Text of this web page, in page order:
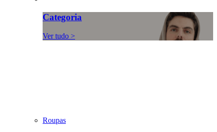
Categoria
Ver tudo >
Roupas